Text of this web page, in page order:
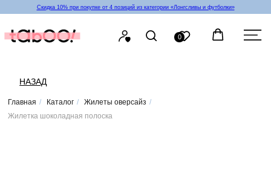
Скидка 10% при покупке от 4 позиций из категории «‎Лонгсливы и футболки»
Главная / Каталог / Жилеты оверсайз /
Жилетка шоколадная полоска